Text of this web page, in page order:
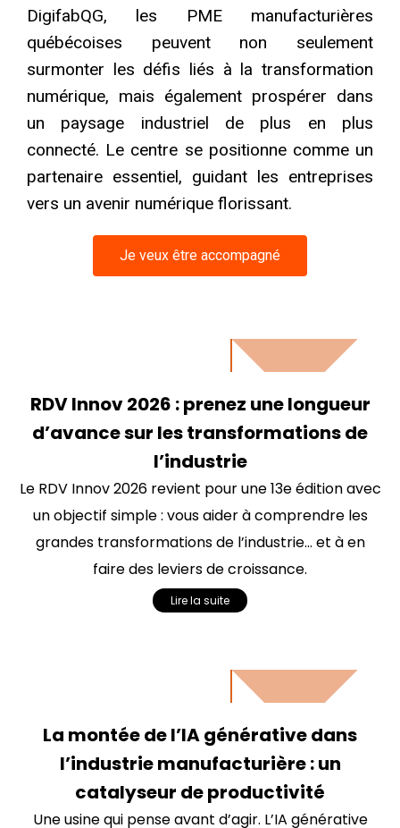
DigifabQG, les PME manufacturières
québécoises peuvent non seulement
surmonter les défis liés à la transformation
numérique, mais également prospérer dans
un paysage industriel de plus en plus
connecté. Le centre se positionne comme un
partenaire essentiel, guidant les entreprises
vers un avenir numérique florissant.
Je veux être accompagné
RDV Innov 2026 : prenez une longueur
d’avance sur les transformations de
l’industrie
Le RDV Innov 2026 revient pour une 13e édition avec
un objectif simple : vous aider à comprendre les
grandes transformations de l’industrie… et à en
faire des leviers de croissance.
Lire la suite
La montée de l’IA générative dans
l’industrie manufacturière : un
catalyseur de productivité
Une usine qui pense avant d’agir. L’IA générative